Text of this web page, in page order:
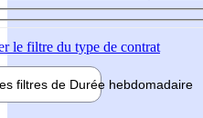
le filtre du type de contrat
filtres de Durée hebdomadaire